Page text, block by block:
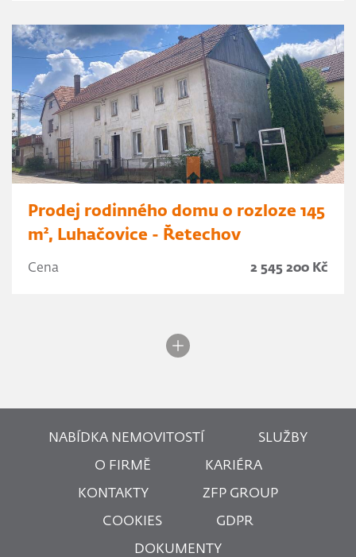
Prodej rodinného domu o rozloze 145
m², Luhačovice - Řetechov
Cena 2 545 200 Kč
NABÍDKA NEMOVITOSTÍ SLUŽBY
O FIRMĚ KARIÉRA
KONTAKTY ZFP GROUP
COOKIES GDPR
DOKUMENTY